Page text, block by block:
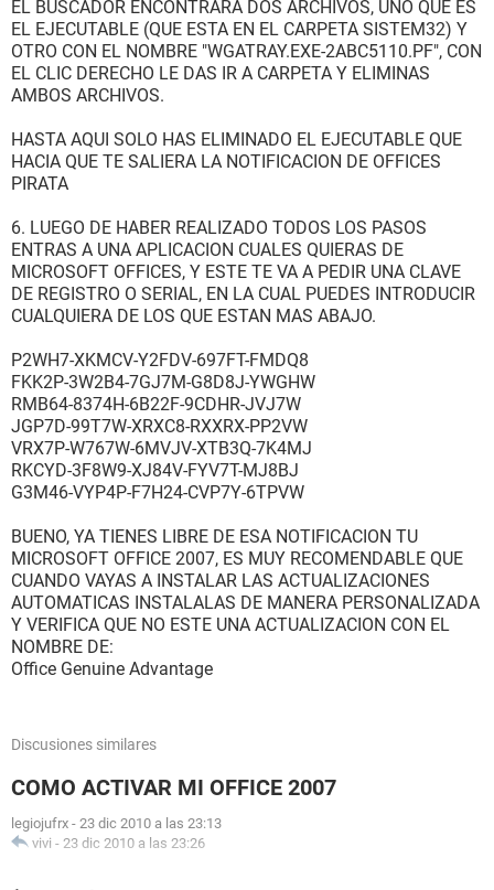
EL BUSCADOR ENCONTRARA DOS ARCHIVOS, UNO QUE ES
EL EJECUTABLE (QUE ESTA EN EL CARPETA SISTEM32) Y
OTRO CON EL NOMBRE "WGATRAY.EXE-2ABC5110.PF", CON
EL CLIC DERECHO LE DAS IR A CARPETA Y ELIMINAS
AMBOS ARCHIVOS.
HASTA AQUI SOLO HAS ELIMINADO EL EJECUTABLE QUE
HACIA QUE TE SALIERA LA NOTIFICACION DE OFFICES
PIRATA
6. LUEGO DE HABER REALIZADO TODOS LOS PASOS
ENTRAS A UNA APLICACION CUALES QUIERAS DE
MICROSOFT OFFICES, Y ESTE TE VA A PEDIR UNA CLAVE
DE REGISTRO O SERIAL, EN LA CUAL PUEDES INTRODUCIR
CUALQUIERA DE LOS QUE ESTAN MAS ABAJO.
P2WH7-XKMCV-Y2FDV-697FT-FMDQ8
FKK2P-3W2B4-7GJ7M-G8D8J-YWGHW
RMB64-8374H-6B22F-9CDHR-JVJ7W
JGP7D-99T7W-XRXC8-RXXRX-PP2VW
VRX7P-W767W-6MVJV-XTB3Q-7K4MJ
RKCYD-3F8W9-XJ84V-FYV7T-MJ8BJ
G3M46-VYP4P-F7H24-CVP7Y-6TPVW
BUENO, YA TIENES LIBRE DE ESA NOTIFICACION TU
MICROSOFT OFFICE 2007, ES MUY RECOMENDABLE QUE
CUANDO VAYAS A INSTALAR LAS ACTUALIZACIONES
AUTOMATICAS INSTALALAS DE MANERA PERSONALIZADA
Y VERIFICA QUE NO ESTE UNA ACTUALIZACION CON EL
NOMBRE DE:
Office Genuine Advantage
Discusiones similares
COMO ACTIVAR MI OFFICE 2007
legiojufrx - 23 dic 2010 a las 23:13
vivi - 23 dic 2010 a las 23:26